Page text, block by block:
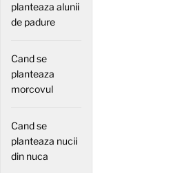
planteaza alunii
de padure
Cand se
planteaza
morcovul
Cand se
planteaza nucii
din nuca